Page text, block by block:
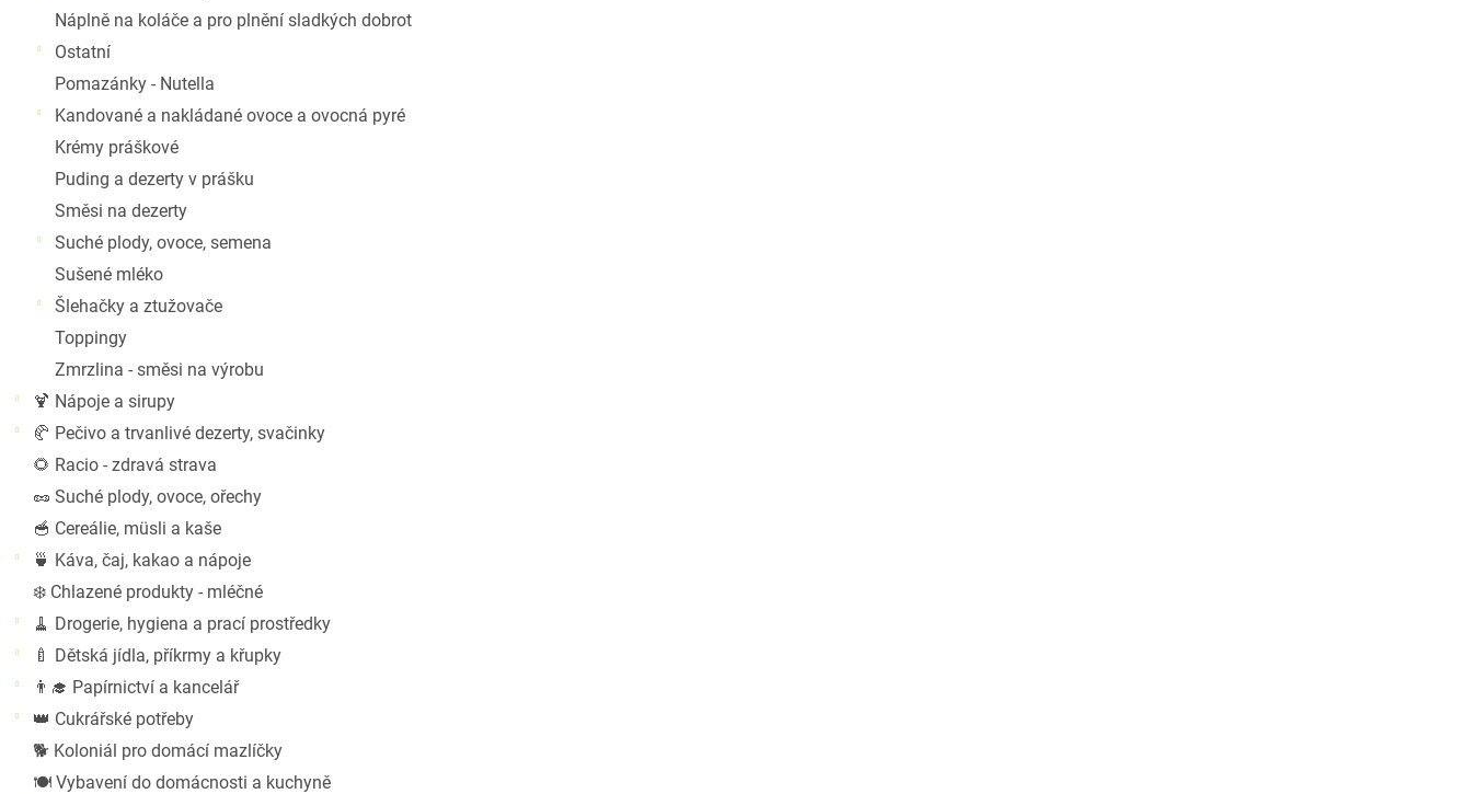
Náplně na koláče a pro plnění sladkých dobrot
Ostatní
Pomazánky - Nutella
Kandované a nakládané ovoce a ovocná pyré
Krémy práškové
Puding a dezerty v prášku
Směsi na dezerty
Suché plody, ovoce, semena
Sušené mléko
Šlehačky a ztužovače
Toppingy
Zmrzlina - směsi na výrobu
🍹 Nápoje a sirupy
🥐 Pečivo a trvanlivé dezerty, svačinky
🌻 Racio - zdravá strava
🥜 Suché plody, ovoce, ořechy
🥣 Cereálie, müsli a kaše
🍵 Káva, čaj, kakao a nápoje
❄️ Chlazené produkty - mléčné
🧹 Drogerie, hygiena a prací prostředky
🍼 Dětská jídla, příkrmy a křupky
👨‍🎓 Papírnictví a kancelář
👑 Cukrářské potřeby
🐕 Koloniál pro domácí mazlíčky
🍽️ Vybavení do domácnosti a kuchyně